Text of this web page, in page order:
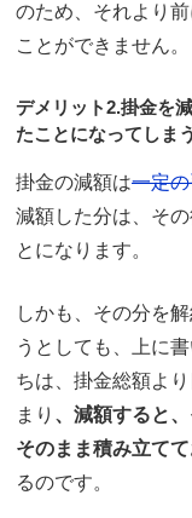
のため、それより
ことができません。
デメリット2.掛金を
たことになってしまう
掛金の減額は一定
減額した分は、そ
とになります。
しかも、その分を
うとしても、上に
ちは、掛金総額よ
まり 、減額すると
そのまま積み立て
るのです。